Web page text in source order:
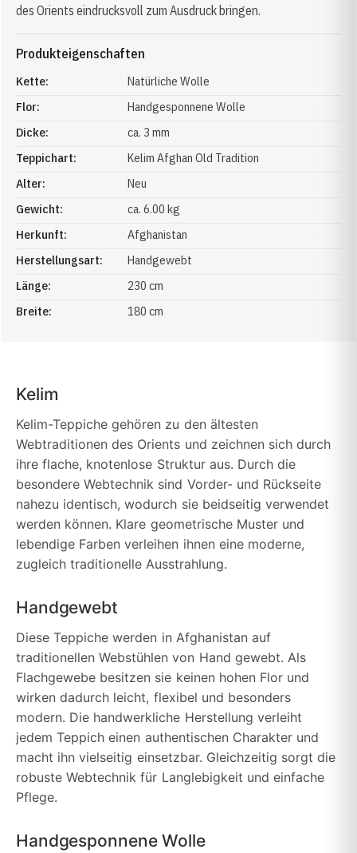
des Orients eindrucksvoll zum Ausdruck bringen.
Produkteigenschaften
Kette:
Natürliche Wolle
Flor:
Handgesponnene Wolle
Dicke:
ca. 3 mm
Teppichart:
Kelim Afghan Old Tradition
Alter:
Neu
Gewicht:
ca. 6.00 kg
Herkunft:
Afghanistan
Herstellungsart:
Handgewebt
Länge:
230 cm
Breite:
180 cm
Kelim
Kelim-Teppiche gehören zu den ältesten
Webtraditionen des Orients und zeichnen sich durch
ihre flache, knotenlose Struktur aus. Durch die
besondere Webtechnik sind Vorder- und Rückseite
nahezu identisch, wodurch sie beidseitig verwendet
werden können. Klare geometrische Muster und
lebendige Farben verleihen ihnen eine moderne,
zugleich traditionelle Ausstrahlung.
Handgewebt
Diese Teppiche werden in Afghanistan auf
traditionellen Webstühlen von Hand gewebt. Als
Flachgewebe besitzen sie keinen hohen Flor und
wirken dadurch leicht, flexibel und besonders
modern. Die handwerkliche Herstellung verleiht
jedem Teppich einen authentischen Charakter und
macht ihn vielseitig einsetzbar. Gleichzeitig sorgt die
robuste Webtechnik für Langlebigkeit und einfache
Pflege.
Handgesponnene Wolle